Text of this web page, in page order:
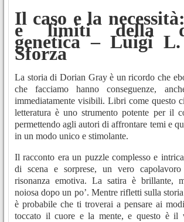
Il caso e la
e limiti della
genetica – Luigi
Sforza
La storia di Dorian Gray è un ricordo che
che facciamo hanno conseguenze,
immediatamente visibili. Libri come questo
letteratura è uno strumento potente per il
permettendo agli autori di affrontare temi e
in un modo unico e stimolante.
Il racconto era un puzzle complesso e
di scena e sorprese, un vero
risonanza emotiva. La satira è brillante,
noiosa dopo un po’. Mentre rifletti sulla
è probabile che ti troverai a pensare ai
toccato il cuore e la mente, e questo è il